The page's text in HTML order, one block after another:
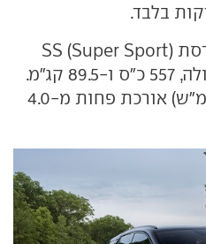
כמו כן, לראשונה תוצע גרסת SS (Super Sport)
חשמלית. ל-SS הנעה כפולה, 557 כ"ס ו-89.5 קג"מ.
ההאצה ל-60 מייל (96 קמ"ש) אורכת פחות מ-4.0